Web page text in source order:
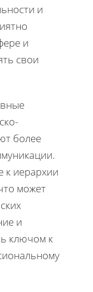
и
и
свои
более
к иерархии
может
и
ключом к